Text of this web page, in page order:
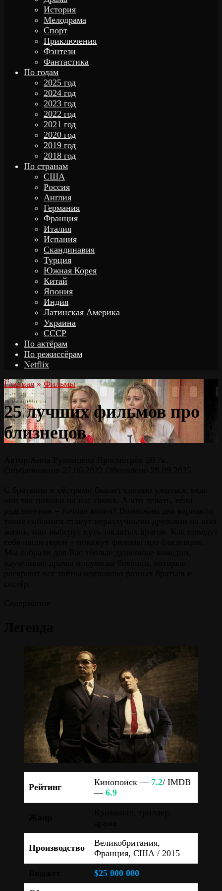
История
Мелодрама
Спорт
Приключения
Фэнтези
Фантастика
По годам
2025 год
2024 год
2023 год
2022 год
2021 год
2020 год
2019 год
2018 год
По странам
США
Россия
Англия
Германия
Франция
Италия
Испания
Скандинавия
Турция
Южная Корея
Китай
Япония
Индия
Латинская Америка
Украина
СССР
По актёрам
По режиссёрам
Netflix
Главная » Фильмы
25 лучших фильмов про
близнецов
Рейтинг Кинопоиск — 7.2/ IMDB
— 6.9
Производство
Великобритания,
Франция, США / 2015
$25 000 000